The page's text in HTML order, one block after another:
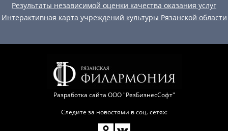
Результаты независимой оценки качества оказания услуг
Интерактивная карта учреждений культуры Рязанской области
Разработка сайта ООО "РязБизнесСофт"
Следите за новостями в соц. сетях: